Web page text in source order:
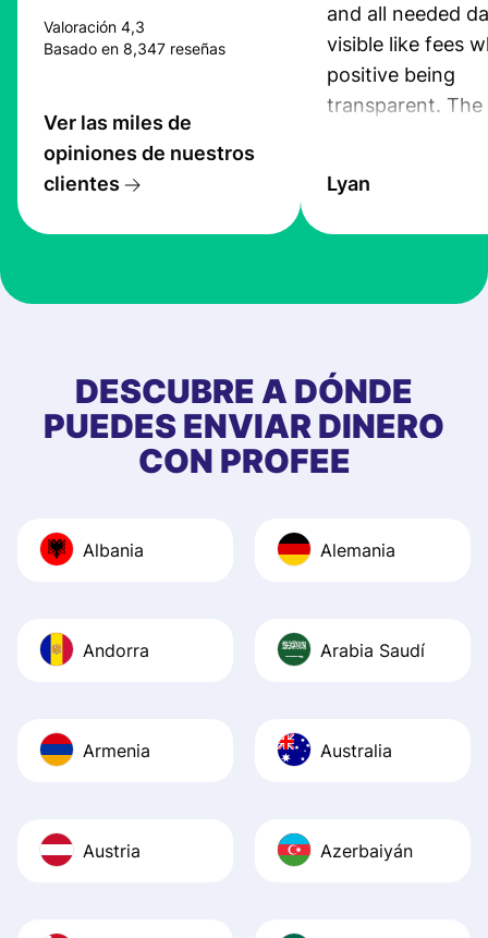
Valoración 4,3
Basado en 8,347 reseñas
Ver las miles de
opiniones de nuestros
clientes
and all needed
visible like fees
positive being
transparent. The
the exchange
at Profee is very
first started
app, and they
quick to provide
and helpful
Recommend it!
Lyan
DESCUBRE A DÓNDE
PUEDES ENVIAR DINERO
CON PROFEE
Albania Alemania
Andorra Arabia Saudí
Armenia Australia
Austria Azerbaiyán